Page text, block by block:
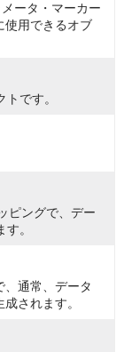
ータ・マーカー
使用できるオブ
です。
ピングで、デー
。
通常、データ
されます。